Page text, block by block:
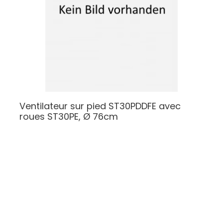
Ventilateur sur pied ST30PDDFE avec
roues ST30PE, Ø 76cm